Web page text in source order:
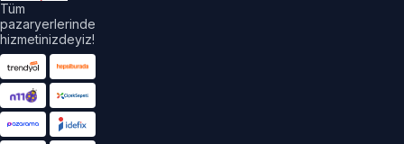
Tüm
pazaryerlerinde
hizmetinizdeyiz!